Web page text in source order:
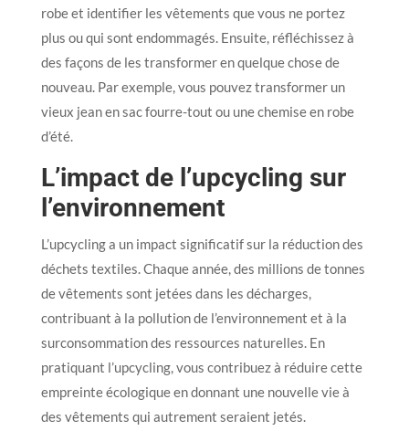
robe et identifier les vêtements que vous ne portez
plus ou qui sont endommagés. Ensuite, réfléchissez à
des façons de les transformer en quelque chose de
nouveau. Par exemple, vous pouvez transformer un
vieux jean en sac fourre-tout ou une chemise en robe
d’été.
L’impact de l’upcycling sur
l’environnement
L’upcycling a un impact significatif sur la réduction des
déchets textiles. Chaque année, des millions de tonnes
de vêtements sont jetées dans les décharges,
contribuant à la pollution de l’environnement et à la
surconsommation des ressources naturelles. En
pratiquant l’upcycling, vous contribuez à réduire cette
empreinte écologique en donnant une nouvelle vie à
des vêtements qui autrement seraient jetés.